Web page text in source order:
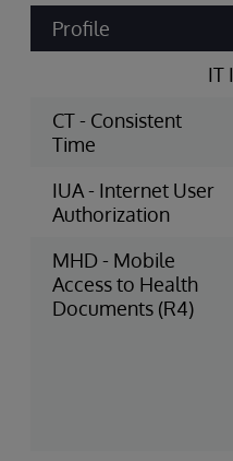
Profile
IT
CT - Consistent
Time
IUA - Internet User
Authorization
MHD - Mobile
Access to Health
Documents (R4)